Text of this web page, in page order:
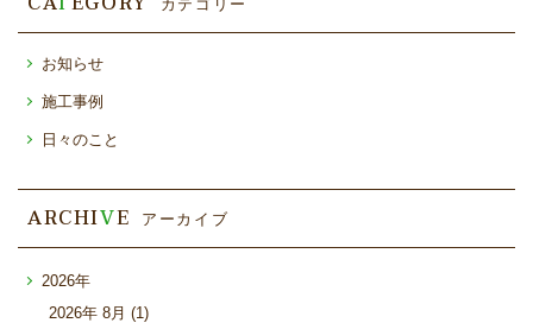
カテゴリー
お知らせ
施工事例
日々のこと
ARCHIVE アーカイブ
2026年
2026年 8月 (1)